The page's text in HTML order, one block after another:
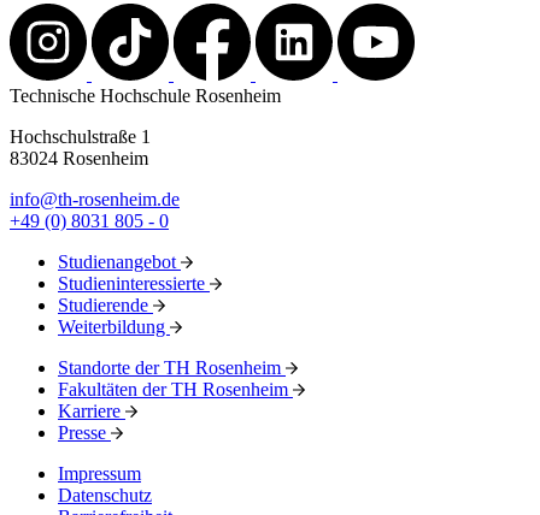
Technische Hochschule Rosenheim
Hochschulstraße 1
83024 Rosenheim
info@th-rosenheim.de
+49 (0) 8031 805 - 0
Studienangebot
Studieninteressierte
Studierende
Weiterbildung
Standorte der TH Rosenheim
Fakultäten der TH Rosenheim
Karriere
Presse
Impressum
Datenschutz